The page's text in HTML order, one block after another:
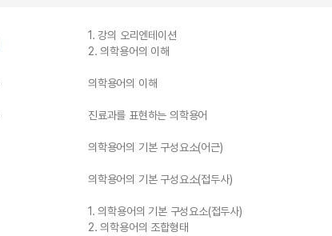
1. 강의 오리엔테이션
2. 의학용어의 이해
의학용어의 이해
진료과를 표현하는 의학용어
의학용어의 기본 구성요소(어근)
의학용어의 기본 구성요소(접두사)
1. 의학용어의 기본 구성요소(접두사)
2. 의학용어의 조합형태